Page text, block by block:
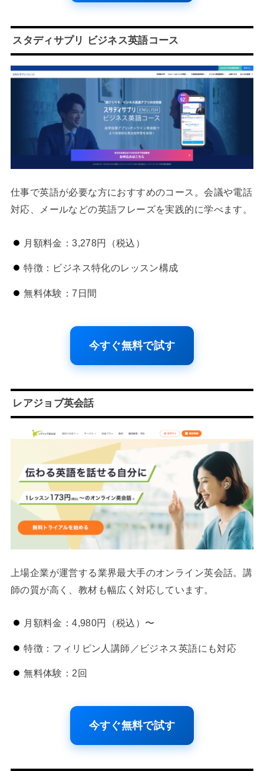
スタディサプリ ビジネス英語コース
仕事で英語が必要な方におすすめのコース。会議や電話
対応、メールなどの英語フレーズを実践的に学べます。
月額料金：3,278円（税込）
特徴：ビジネス特化のレッスン構成
無料体験：7日間
今すぐ無料で試す
レアジョブ英会話
上場企業が運営する業界最大手のオンライン英会話。講
師の質が高く、教材も幅広く対応しています。
月額料金：4,980円（税込）〜
特徴：フィリピン人講師／ビジネス英語にも対応
無料体験：2回
今すぐ無料で試す